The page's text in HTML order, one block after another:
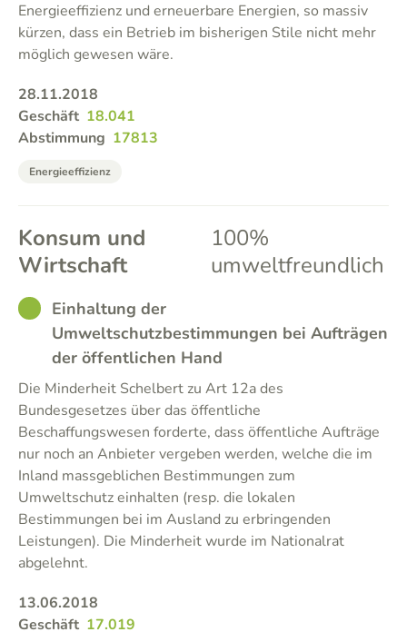
Energieeffizienz und erneuerbare Energien, so massiv
kürzen, dass ein Betrieb im bisherigen Stile nicht mehr
möglich gewesen wäre.
28.11.2018
Geschäft 18.041
Abstimmung 17813
Energieeffizienz
Konsum und
Wirtschaft
100%
umweltfreundlich
GOODEinhaltung der
Umweltschutzbestimmungen bei Aufträgen
der öffentlichen Hand
Die Minderheit Schelbert zu Art 12a des
Bundesgesetzes über das öffentliche
Beschaffungswesen forderte, dass öffentliche Aufträge
nur noch an Anbieter vergeben werden, welche die im
Inland massgeblichen Bestimmungen zum
Umweltschutz einhalten (resp. die lokalen
Bestimmungen bei im Ausland zu erbringenden
Leistungen). Die Minderheit wurde im Nationalrat
abgelehnt.
13.06.2018
Geschäft 17.019